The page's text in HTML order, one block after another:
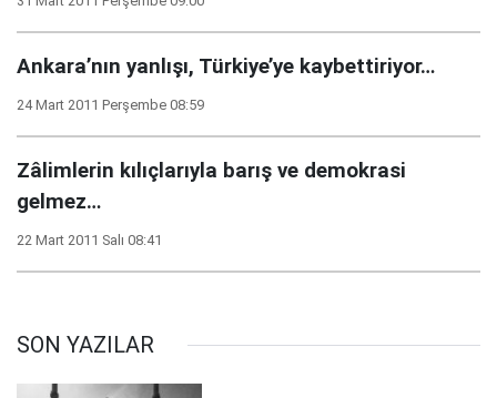
Ankara’nın yanlışı, Türkiye’ye kaybettiriyor…
24 Mart 2011 Perşembe 08:59
Zâlimlerin kılıçlarıyla barış ve demokrasi
gelmez…
22 Mart 2011 Salı 08:41
SON YAZILAR